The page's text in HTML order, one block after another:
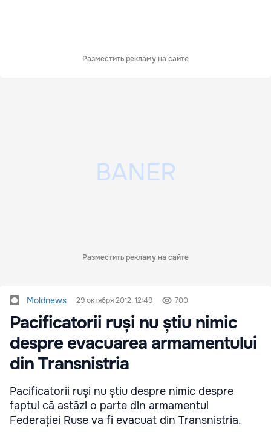
Разместить рекламу на сайте
Разместить рекламу на сайте
Moldnews 29 октября 2012, 12:49 700
Pacificatorii ruși nu știu nimic
despre evacuarea armamentului
din Transnistria
Pacificatorii ruși nu știu despre nimic despre
faptul că astăzi o parte din armamentul
Federației Ruse va fi evacuat din Transnistria.